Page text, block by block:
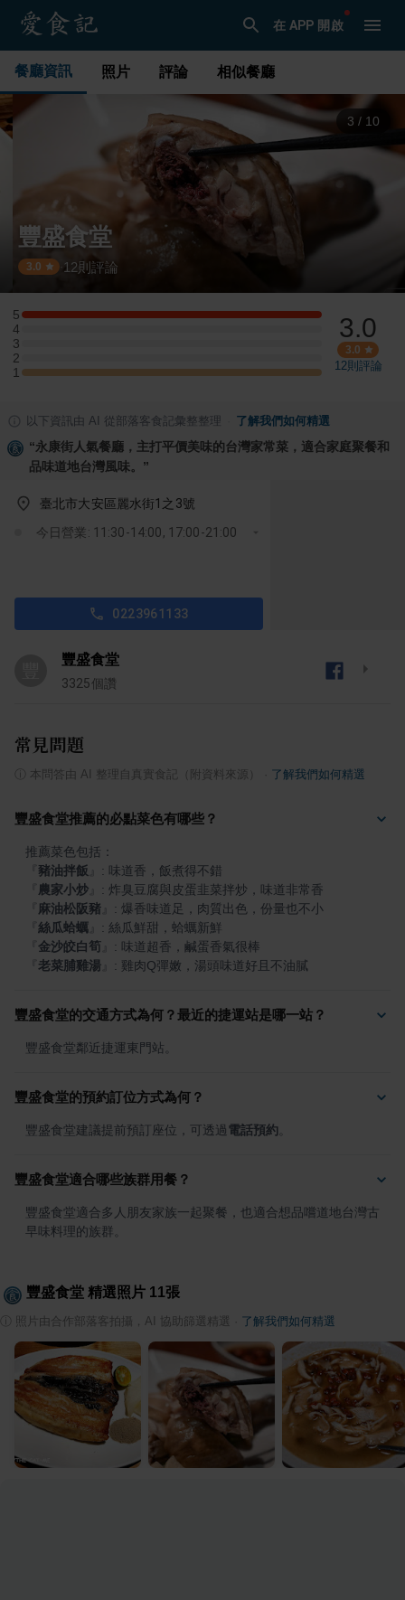
在 APP 開啟
餐廳資訊 照片 評論 相似餐廳
3 / 10
豐盛食堂
3.0 12 則評論
5
5 星：1 則評論
4
4 星：0 則評論
3
3 星：0 則評論
2
2 星：0 則評論
1
1 星：1 則評論
3.0
3.0
12則評論
以下資訊由 AI 從部落客食記彙整整理 了解我們如何精選
“永康街人氣餐廳，主打平價美味的台灣家常菜，適合家庭聚餐和
品味道地台灣風味。 ”
臺北市大安區麗水街1之3號
今日營業: 11:30-14:00, 17:00-21:00
0223961133
豐盛食堂
3325個讚
常見問題
本問答由 AI 整理自真實食記（附資料來源） 了解我們如何精選
豐盛食堂推薦的必點菜色有哪些？
豬油拌飯
農家小炒
麻油松阪豬
絲瓜蛤蠣
金沙皎白筍
老菜脯雞湯 : 雞肉Q彈嫩，湯頭味道好且不油膩
豐盛食堂的交通方式為何？最近的捷運站是哪一站？
豐盛食堂鄰近捷運東門站。
豐盛食堂的預約訂位方式為何？
豐盛食堂建議提前預訂座位，可透過電話預約
豐盛食堂適合哪些族群用餐？
豐盛食堂適合多人朋友家族一起聚餐，也適合想品嚐道地台灣古
早味料理的族群。
豐盛食堂 精選照片 11張
照片由合作部落客拍攝，AI 協助篩選精選 了解我們如何精選